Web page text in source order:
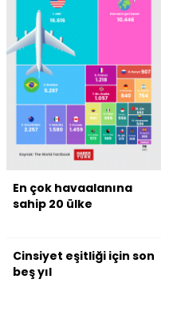
En çok havaalanına
sahip 20 ülke
Cinsiyet eşitliği için son
beş yıl